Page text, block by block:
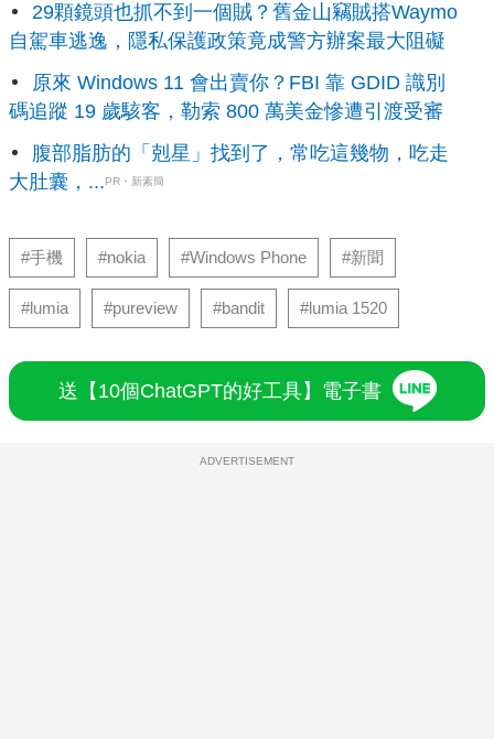
29顆鏡頭也抓不到一個賊？舊金山竊賊搭Waymo
自駕車逃逸，隱私保護政策竟成警方辦案最大阻礙
原來 Windows 11 會出賣你？FBI 靠 GDID 識別
碼追蹤 19 歲駭客，勒索 800 萬美金慘遭引渡受審
腹部脂肪的「剋星」找到了，常吃這幾物，吃走
大肚囊，...PR・新素簡
#手機 #nokia #Windows Phone #新聞
#lumia #pureview #bandit #lumia 1520
送【10個ChatGPT的好工具】電子書
ADVERTISEMENT